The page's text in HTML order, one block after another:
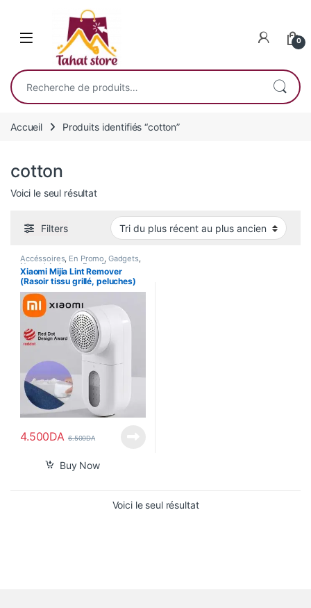
0
Recherche pour :
Accueil Produits identifiés “cotton”
cotton
Voici le seul résultat
Filters
Accéssoires, En Promo, Gadgets,
Nouvel Arrivage Pour Femme
Santé,Smart Home
Xiaomi Mijia Lint Remover
(Rasoir tissu grillé, peluches)
4.500DA 6.500DA
Buy Now
Voici le seul résultat